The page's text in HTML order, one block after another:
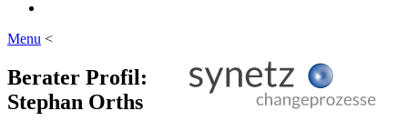
Menu <
Berater Profil:
Stephan Orths